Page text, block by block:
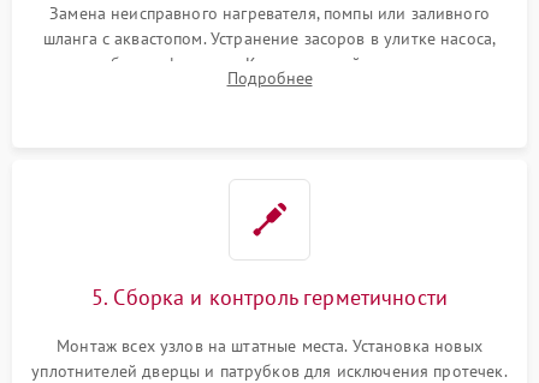
Замена неисправного нагревателя, помпы или заливного
шланга с аквастопом. Устранение засоров в улитке насоса,
патрубках и фильтрах. Компонентный ремонт платы
управления, восстановление поврежденной проводки.
Подробнее
5. Сборка и контроль герметичности
Монтаж всех узлов на штатные места. Установка новых
уплотнителей дверцы и патрубков для исключения протечек.